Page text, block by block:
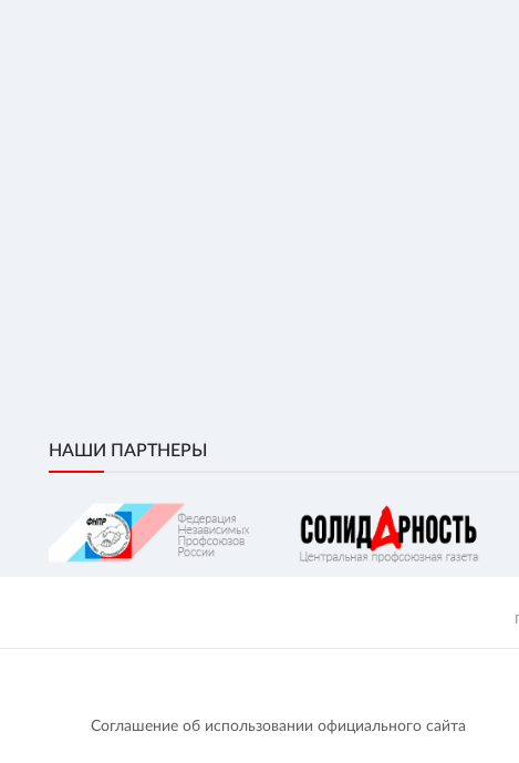
НАШИ ПАРТНЕРЫ
Соглашение об использовании официального сайта